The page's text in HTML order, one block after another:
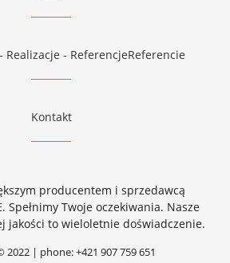
Realizacje - ReferencjeReferencie
Kontakt
producentem i sprzedawcą
Spełnimy Twoje oczekiwania. Nasze
jakości to wieloletnie doświadczenie.
| phone: +421 907 759 651